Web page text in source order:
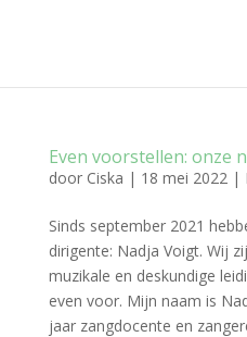
Even voorstellen: onze
door Ciska | 18 mei 2022|
Sinds september 2021
dirigente: Nadja Voigt. Wij
muzikale en deskundige
even voor. Mijn naam is
jaar zangdocente en